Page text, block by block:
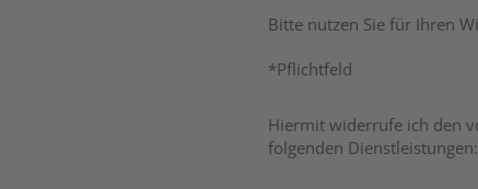
Bitte nutzen Sie für Ihren
*Pflichtfeld
Hiermit widerrufe ich den
folgenden Dienstleistungen: